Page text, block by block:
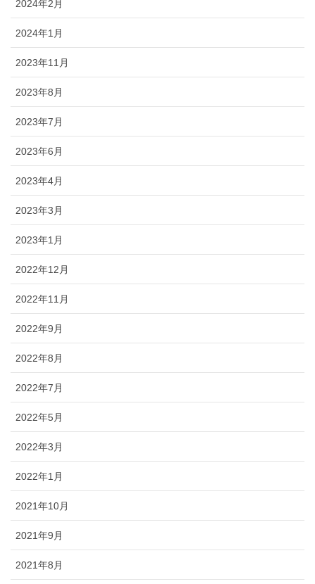
2024年2月
2024年1月
2023年11月
2023年8月
2023年7月
2023年6月
2023年4月
2023年3月
2023年1月
2022年12月
2022年11月
2022年9月
2022年8月
2022年7月
2022年5月
2022年3月
2022年1月
2021年10月
2021年9月
2021年8月